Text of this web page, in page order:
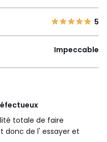
5
Impeccable
totale de faire
donc de l' essayer et